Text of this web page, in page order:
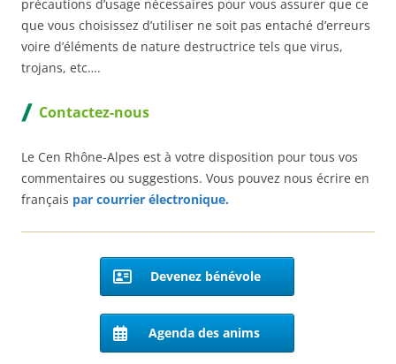
précautions d’usage nécessaires pour vous assurer que ce
que vous choisissez d’utiliser ne soit pas entaché d’erreurs
voire d’éléments de nature destructrice tels que virus,
trojans, etc….
Contactez-nous
Le Cen Rhône-Alpes est à votre disposition pour tous vos
commentaires ou suggestions. Vous pouvez nous écrire en
français par courrier électronique.
Devenez bénévole
Agenda des anims